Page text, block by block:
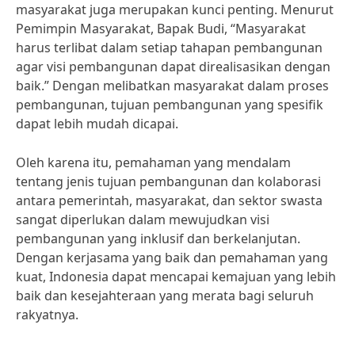
masyarakat juga merupakan kunci penting. Menurut
Pemimpin Masyarakat, Bapak Budi, “Masyarakat
harus terlibat dalam setiap tahapan pembangunan
agar visi pembangunan dapat direalisasikan dengan
baik.” Dengan melibatkan masyarakat dalam proses
pembangunan, tujuan pembangunan yang spesifik
dapat lebih mudah dicapai.
Oleh karena itu, pemahaman yang mendalam
tentang jenis tujuan pembangunan dan kolaborasi
antara pemerintah, masyarakat, dan sektor swasta
sangat diperlukan dalam mewujudkan visi
pembangunan yang inklusif dan berkelanjutan.
Dengan kerjasama yang baik dan pemahaman yang
kuat, Indonesia dapat mencapai kemajuan yang lebih
baik dan kesejahteraan yang merata bagi seluruh
rakyatnya.